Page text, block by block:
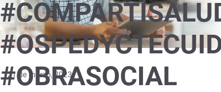
#OBRASOCIAL
21 de marzo, 2023